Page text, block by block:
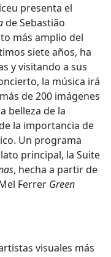
presenta el
de Sebastião
más amplio del
siete años, ha
y visitando a sus
la música irá
de 200 imágenes
belleza de la
la importancia de
Un programa
principal, la Suite
, hecha a partir de
Ferrer Green
visuales más